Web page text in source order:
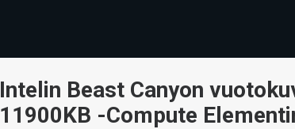
Intelin Beast Canyon
11900KB -Compute